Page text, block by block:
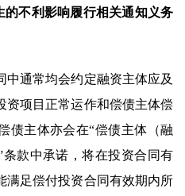
的不利影响履行相关通知义务
中通常均会约定融资主体应及
资项目正常运作和偿债主体偿
债主体亦会在“偿债主体（融
款中承诺，将在投资合同有
满足偿付投资合同有效期内所